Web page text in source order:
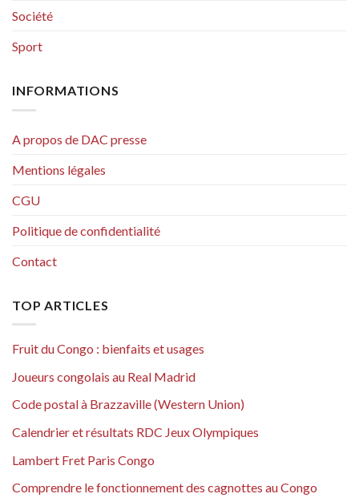
Société
Sport
INFORMATIONS
A propos de DAC presse
Mentions légales
CGU
Politique de confidentialité
Contact
TOP ARTICLES
Fruit du Congo : bienfaits et usages
Joueurs congolais au Real Madrid
Code postal à Brazzaville (Western Union)
Calendrier et résultats RDC Jeux Olympiques
Lambert Fret Paris Congo
Comprendre le fonctionnement des cagnottes au Congo